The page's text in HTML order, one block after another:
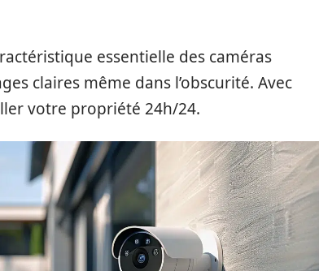
essentielle des caméras
claires même dans l’obscurité. Avec
votre propriété 24h/24.